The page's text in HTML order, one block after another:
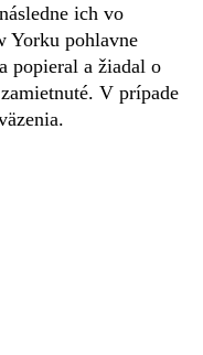
ich vo
Yorku pohlavne
popieral a žiadal o
V prípade